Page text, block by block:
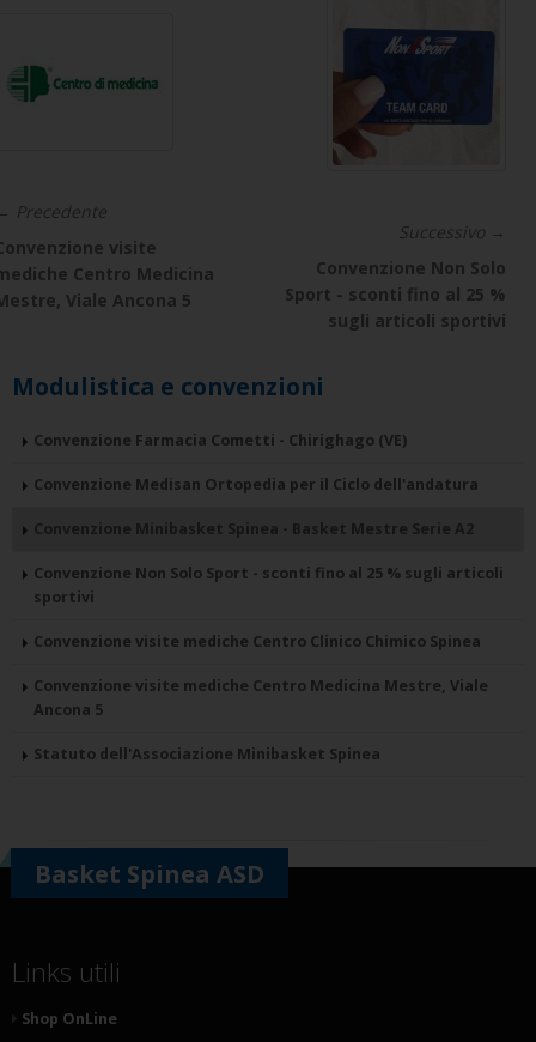
Precedente
visite
Centro Medicina
Viale Ancona 5
Successivo →
Convenzione Non Solo
Sport - sconti fino al 25 %
sugli articoli sportivi
Modulistica e convenzioni
Convenzione Farmacia Cometti - Chirighago (VE)
Convenzione Medisan Ortopedia per il Ciclo dell'andatura
Convenzione Minibasket Spinea - Basket Mestre Serie A2
Convenzione Non Solo Sport - sconti fino al 25 % sugli articoli
sportivi
Convenzione visite mediche Centro Clinico Chimico Spinea
Convenzione visite mediche Centro Medicina Mestre, Viale
Ancona 5
Statuto dell'Associazione Minibasket Spinea
Basket Spinea ASD
Links utili
Shop OnLine